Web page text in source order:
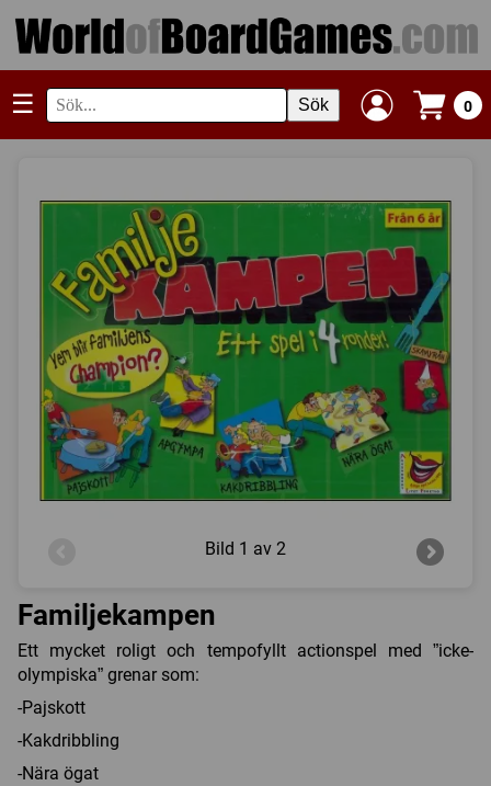
☰ Sök 0
Bild 1 av 2
Familjekampen
Ett mycket roligt och tempofyllt actionspel med ”icke-
olympiska” grenar som:
-Pajskott
-Kakdribbling
-Nära ögat